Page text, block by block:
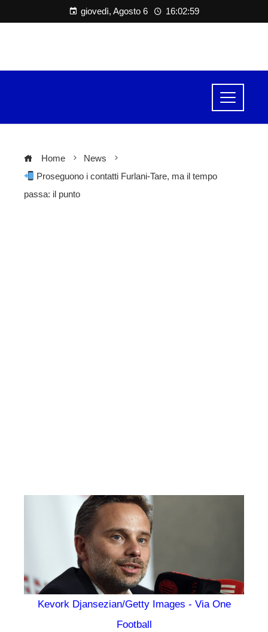
giovedì, Agosto 6 16:03:00
Home
News
Proseguono i contatti Furlani-Tare, ma il tempo
passa: il punto
Kevork Djansezian/Getty Images - Via One
Football